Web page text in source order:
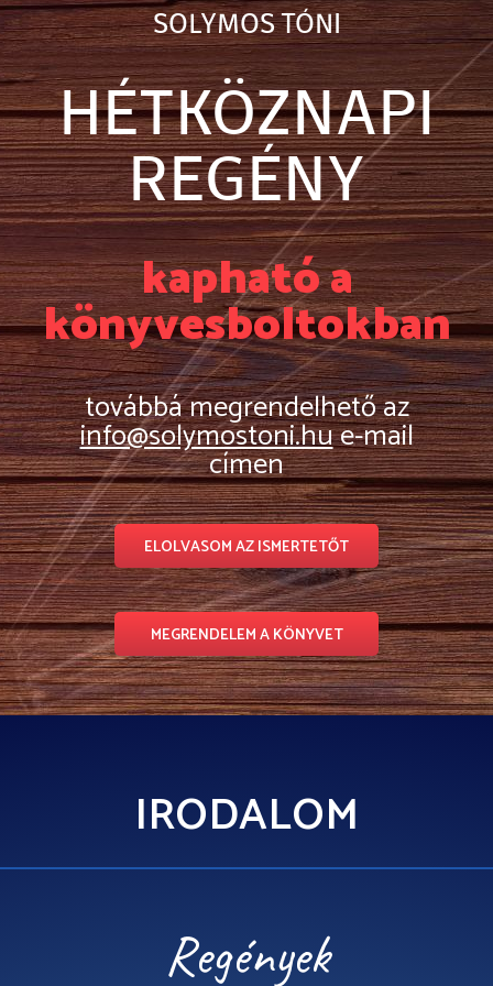
SOLYMOS TÓNI
HÉTKÖZNAPI
REGÉNY
kapható a
könyvesboltokban
továbbá megrendelhető az
info@solymostoni.hue-mail
címen
ELOLVASOM AZ ISMERTETŐT
MEGRENDELEM A KÖNYVET
IRODALOM
Regények